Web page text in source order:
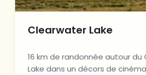
Clearwater Lake
16 km de randonnée autour du
Lake dans un décors de